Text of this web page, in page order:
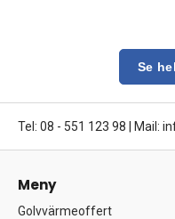
Se
Tel: 08 - 551 123 98 Mail:
Meny
Golvvärmeoffert